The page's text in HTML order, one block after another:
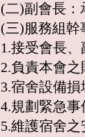
(二)副會長：
(三)服務組幹
1.接受會長
2.負責本會
3.宿舍設備
4.規劃緊急事
5.維護宿舍之